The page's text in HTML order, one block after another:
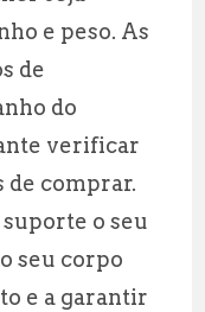
e peso. As
de
do
verificar
de comprar.
o seu
seu corpo
e a garantir